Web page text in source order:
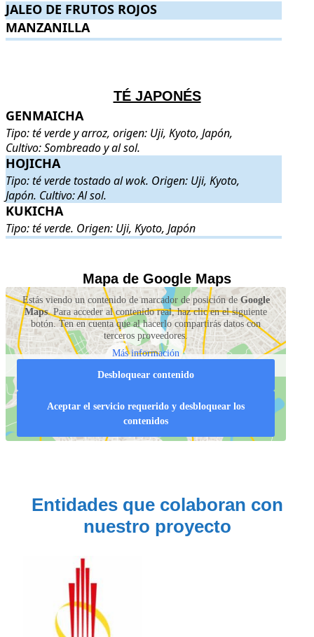
JALEO DE FRUTOS ROJOS ..
JALEO DE FRUTOS ROJOS
MANZANILLA .
MANZANILLA
..
TÉ JAPONÉS
GENMAICHA . Tipo: té verde y arroz, origen: Uji, Kyoto, Japón,
GENMAICHA
Tipo: té verde y arroz, origen: Uji, Kyoto, Japón,
Cultivo: Sombreado y al sol.
HOJICHA . Tipo: té verde tostado al wok. Origen: Uji, Kyoto,
HOJICHA
Tipo: té verde tostado al wok. Origen: Uji, Kyoto,
Japón. Cultivo: Al sol.
KUKICHA . Tipo: té verde. Origen: Uji, Kyoto, Japón
KUKICHA
Tipo: té verde. Origen: Uji, Kyoto, Japón
..
Mapa de Google Maps
Estás viendo un contenido de marcador de posición deGoogle
Maps. Para acceder al contenido real, haz clic en el siguiente
botón. Ten en cuenta que al hacerlo compartirás datos con
terceros proveedores.
Más información
Desbloquear contenido
Aceptar el servicio requerido y desbloquear los
contenidos
Entidades que colaboran con
nuestro proyecto